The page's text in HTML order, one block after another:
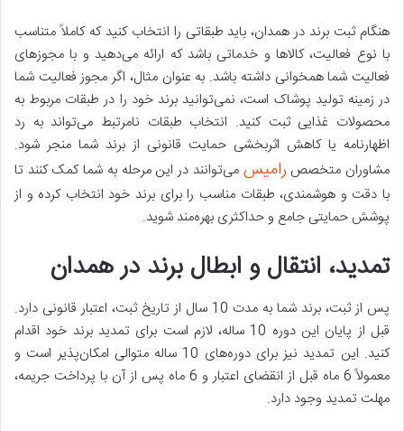
هنگام ثبت برند در همدان، باید طبقاتی را انتخاب کنید که کاملاً متناسب
با نوع فعالیت، کالاها و خدماتی باشد که ارائه می‌دهید و با مجوزهای
فعالیت شما همخوانی داشته باشد. به عنوان مثال، اگر مجوز فعالیت شما
در زمینه تولید پوشاک است، نمی‌توانید برند خود را در طبقات مربوط به
محصولات غذایی ثبت کنید. انتخاب طبقات نامرتبط می‌تواند به رد
اظهارنامه یا کاهش اثربخشی حمایت قانونی از برند شما منجر شود.
مشاوران متخصص رامیس می‌توانند در این مرحله به شما کمک کنند تا
با دقت و هوشمندی، طبقات مناسب را برای برند خود انتخاب کرده و از
پوشش حمایتی جامع و حداکثری بهره‌مند شوید.
تمدید، انتقال و ابطال برند در همدان
پس از ثبت، برند شما به مدت 10 سال از تاریخ ثبت، اعتبار قانونی دارد.
قبل از پایان این دوره 10 ساله، لازم است برای تمدید برند خود اقدام
کنید. این تمدید نیز برای دوره‌های 10 ساله متوالی امکان‌پذیر است و
معمولاً 6 ماه قبل از انقضای اعتبار و 6 ماه پس از آن با پرداخت جریمه،
مهلت تمدید وجود دارد.